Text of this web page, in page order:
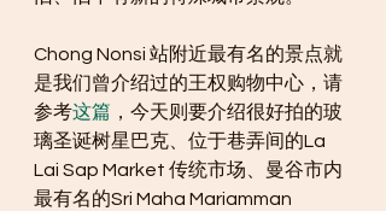
Chong Nonsi 站附近最有名的景点就
是我们曾介绍过的王权购物中心，请
参考这篇 ，今天则要介绍很好拍的玻
璃圣诞树星巴克、位于巷弄间的La
Lai Sap Market 传统市场、曼谷市内
最有名的Sri Maha Mariamman